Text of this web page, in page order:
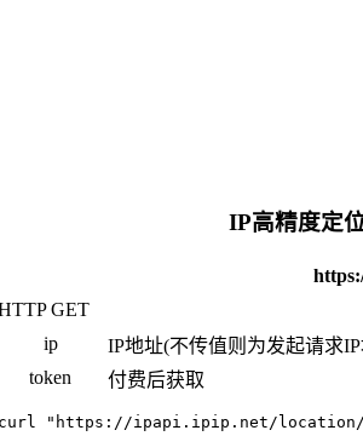
IP高精度定
GET
ip
IP地址(不传值则为发起请求
token 付费后获取
curl "https://ipapi.ipip.net/location/